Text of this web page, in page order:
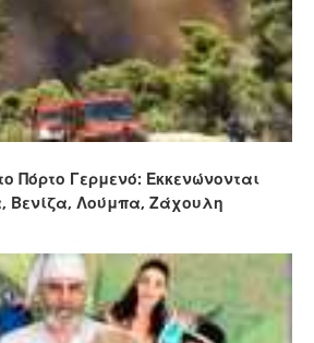
Πόρτο Γερμενό: Εκκενώνονται
Βενίζα, Λούμπα, Ζάχουλη